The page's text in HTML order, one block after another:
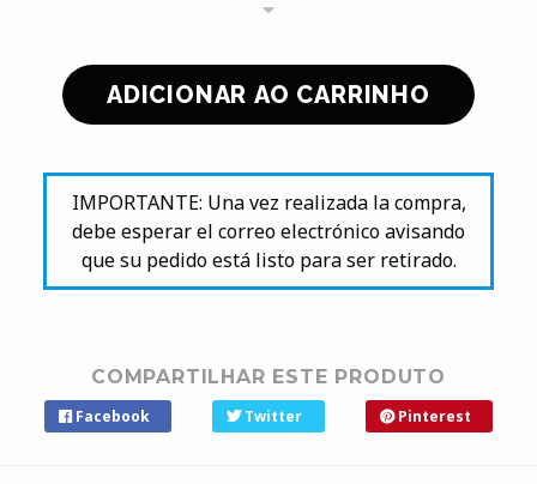
IMPORTANTE: Una vez realizada la compra,
debe esperar el correo electrónico avisando
que su pedido está listo para ser retirado.
COMPARTILHAR ESTE PRODUTO
Facebook Twitter Pinterest